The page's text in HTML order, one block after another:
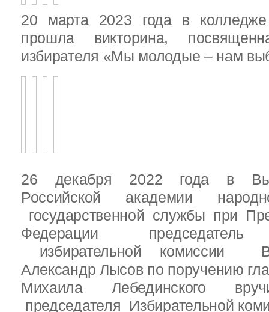
20 марта 2023 года в колледже
прошла викторина,
избирателя «Мы молодые – нам
26 декабря 2022 года в
Российской академии
государственной службы при
Федерации председатель
избирательной комиссии
Александр Лысов по поручению
Михаила Лебединского
председателя Избирательной